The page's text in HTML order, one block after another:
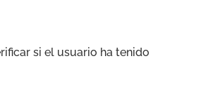
si el usuario ha tenido